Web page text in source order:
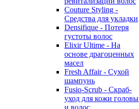
Couture Styling -
Средства для укладки
Densifique - Потеря
густоты волос
Elixir Ultime - На
основе драгоценных
масел
Fresh Affair - Сухой
шампунь
Fusio-Scrub - Скраб-
уход для кожи головы
и волос